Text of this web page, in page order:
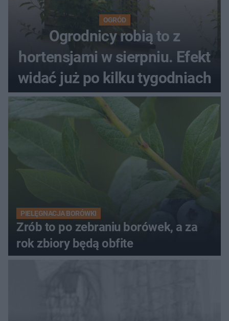
OGRÓD
Ogrodnicy robią to z
hortensjami w sierpniu. Efekt
widać już po kilku tygodniach
PIELĘGNACJA BORÓWKI
Zrób to po zebraniu borówek, a za
rok zbiory będą obfite